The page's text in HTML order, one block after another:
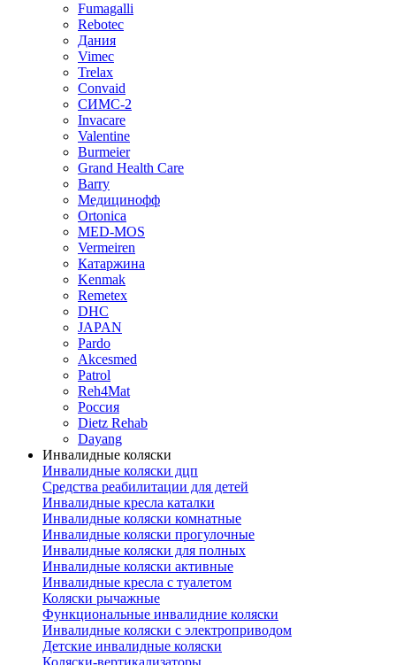
Fumagalli
Rebotec
Дания
Vimec
Trelax
Convaid
СИМС-2
Invacare
Valentine
Burmeier
Grand Health Care
Barry
Медицинофф
Ortonica
MED-MOS
Vermeiren
Катаржина
Kenmak
Remetex
DHC
JAPAN
Pardo
Akcesmed
Patrol
Reh4Mat
Россия
Dietz Rehab
Dayang
Инвалидные коляски
Инвалидные коляски дцп
Средства реабилитации для детей
Инвалидные кресла каталки
Инвалидные коляски комнатные
Инвалидные коляски прогулочные
Инвалидные коляски для полных
Инвалидные коляски активные
Инвалидные кресла с туалетом
Коляски рычажные
Функциональные инвалидние коляски
Инвалидные коляски с электроприводом
Детские инвалидные коляски
Коляски-вертикализаторы